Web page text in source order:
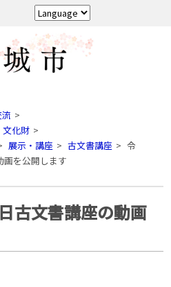
文化財
展示・講座 古文書講座
令
画を公開します
古文書講座の動画